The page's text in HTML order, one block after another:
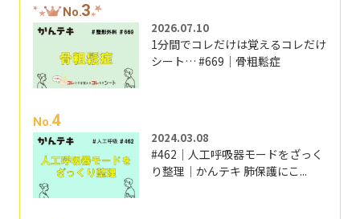
No.3
2026.07.10
1分間でコレだけは覚えるコレだけ
シート… #669｜骨粗鬆症
No.4
2024.03.08
#462｜人工呼吸器モードをざっく
り整理｜かんテキ 肺保護にこ...